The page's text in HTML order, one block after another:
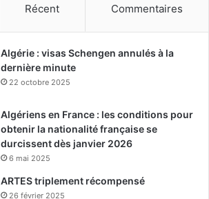
Récent Commentaires
Algérie : visas Schengen annulés à la
dernière minute
22 octobre 2025
Algériens en France : les conditions pour
obtenir la nationalité française se
durcissent dès janvier 2026
6 mai 2025
ARTES triplement récompensé
26 février 2025